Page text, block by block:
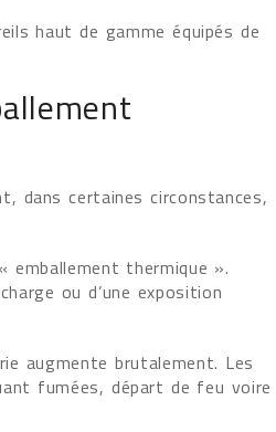
haut de gamme équipés de
dans certaines circonstances,
emballement thermique ».
ou d’une exposition
augmente brutalement. Les
fumées, départ de feu voire